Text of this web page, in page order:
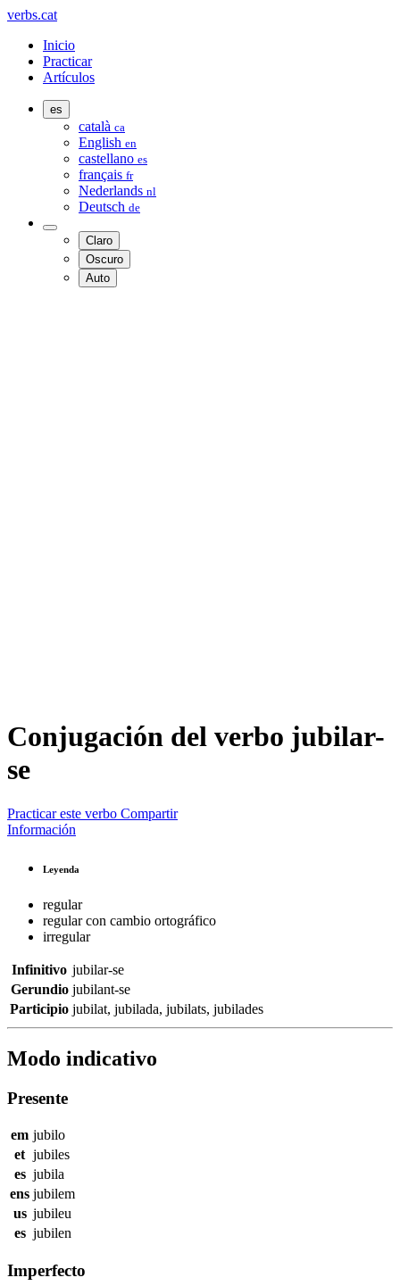
verbs.cat
Inicio
Practicar
Artículos
es
català ca
English en
castellano es
français fr
Nederlands nl
Deutsch de
Claro
Oscuro
Auto
Conjugación del verbo jubilar-
se
Practicar este verbo Compartir
Información
Leyenda
regular
regular con cambio ortográfico
irregular
Infinitivo jubilar-se
Gerundio jubilant-se
Participio jubilat, jubilada, jubilats, jubilades
Modo indicativo
Presente
em jubilo
et jubiles
es jubila
ens jubilem
us jubileu
es jubilen
Imperfecto